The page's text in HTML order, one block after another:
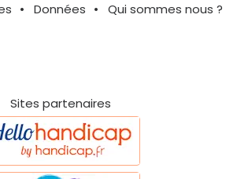
Données Qui sommes nous ?
Sites partenaires